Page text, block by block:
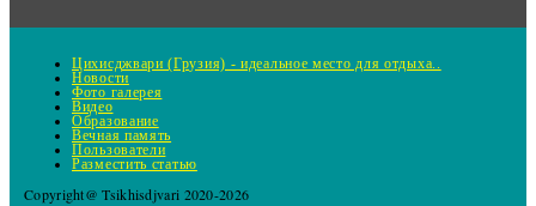
Цихисджвари (Грузия) - идеальное место для отдыха..
Новости
Фото галерея
Видео
Образование
Вечная память
Пользователи
Разместить статью
Copyright@ Tsikhisdjvari 2020-2026